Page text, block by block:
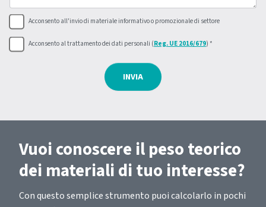
Acconsento all'invio di materiale informativo o promozionale di settore
Acconsento al trattamento dei dati personali (Reg. UE 2016/679) *
INVIA
Vuoi conoscere il peso teorico
dei materiali di tuo interesse?
Con questo semplice strumento puoi calcolarlo in pochi